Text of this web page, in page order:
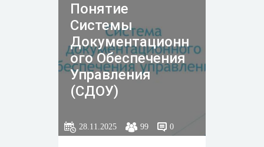
Понятие
Системы
Документационн
ого Обеспечения
Управления
(СДОУ)
28.11.2025 99 0